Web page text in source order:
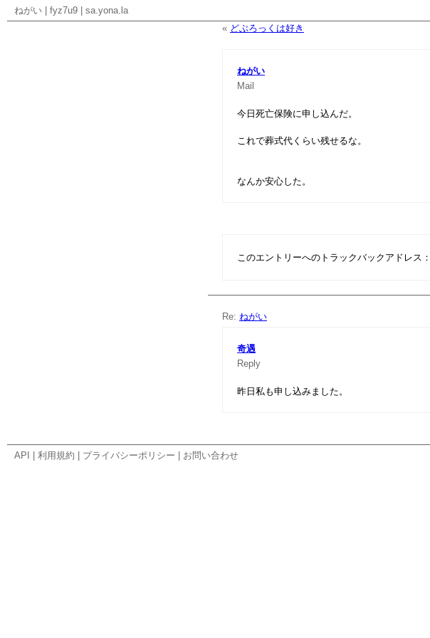
ねがい fyz7u9 sa.yona.la
« どぶろっくは好き
ねがい
Mail
今日死亡保険に申し込んだ。
これで葬式代くらい残せるな。
なんか安心した。
このエントリーへのトラックバックアドレス：
Re: ねがい
奇遇
Reply
昨日私も申し込みました。
API 利用規約 プライバシーポリシー お問い合わせ